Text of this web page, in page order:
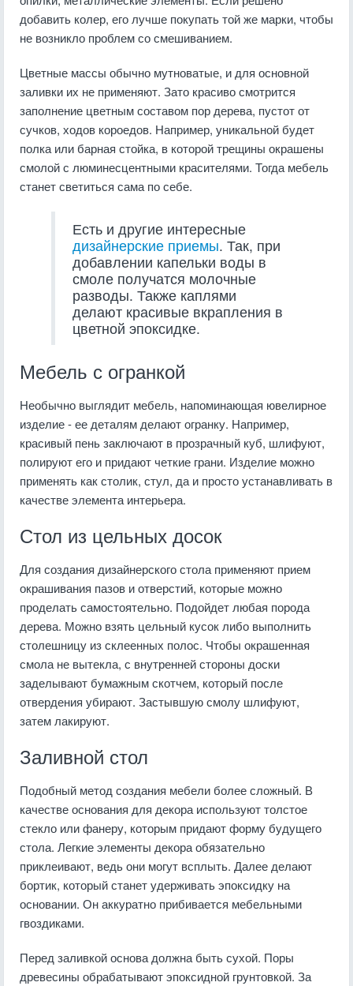
добавить колер, его лучше покупать той же марки, чтобы
не возникло проблем со смешиванием.
Цветные массы обычно мутноватые, и для основной
заливки их не применяют. Зато красиво смотрится
заполнение цветным составом пор дерева, пустот от
сучков, ходов короедов. Например, уникальной будет
полка или барная стойка, в которой трещины окрашены
смолой с люминесцентными красителями. Тогда мебель
станет светиться сама по себе.
Есть и другие интересные
дизайнерские приемы. Так, при
добавлении капельки воды в
смоле получатся молочные
разводы. Также каплями
делают красивые вкрапления в
цветной эпоксидке.
Мебель с огранкой
Необычно выглядит мебель, напоминающая ювелирное
изделие - ее деталям делают огранку. Например,
красивый пень заключают в прозрачный куб, шлифуют,
полируют его и придают четкие грани. Изделие можно
применять как столик, стул, да и просто устанавливать в
качестве элемента интерьера.
Стол из цельных досок
Для создания дизайнерского стола применяют прием
окрашивания пазов и отверстий, которые можно
проделать самостоятельно. Подойдет любая порода
дерева. Можно взять цельный кусок либо выполнить
столешницу из склеенных полос. Чтобы окрашенная
смола не вытекла, с внутренней стороны доски
заделывают бумажным скотчем, который после
отвердения убирают. Застывшую смолу шлифуют,
затем лакируют.
Заливной стол
Подобный метод создания мебели более сложный. В
качестве основания для декора используют толстое
стекло или фанеру, которым придают форму будущего
стола. Легкие элементы декора обязательно
приклеивают, ведь они могут всплыть. Далее делают
бортик, который станет удерживать эпоксидку на
основании. Он аккуратно прибивается мебельными
гвоздиками.
Перед заливкой основа должна быть сухой. Поры
древесины обрабатывают эпоксидной грунтовкой. За